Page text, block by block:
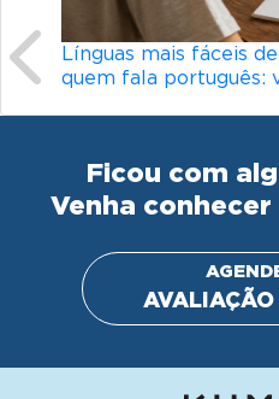
Línguas mais fáceis de
quem fala português: veja
Ficou com
Venha